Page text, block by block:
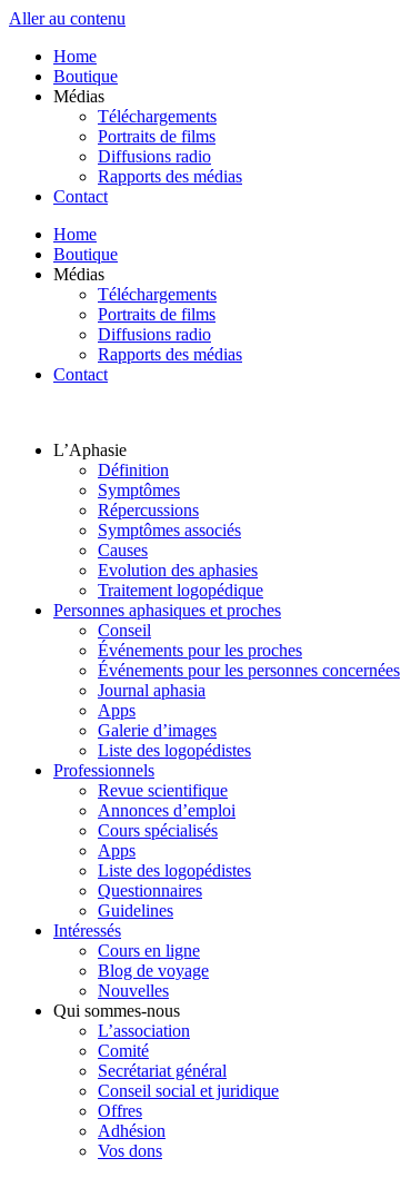
Aller au contenu
Home
Boutique
Médias
Téléchargements
Portraits de films
Diffusions radio
Rapports des médias
Contact
Home
Boutique
Médias
Téléchargements
Portraits de films
Diffusions radio
Rapports des médias
Contact
L’Aphasie
Définition
Symptômes
Répercussions
Symptômes associés
Causes
Evolution des aphasies
Traitement logopédique
Personnes aphasiques et proches
Conseil
Événements pour les proches
Événements pour les personnes concernées
Journal aphasia
Apps
Galerie d’images
Liste des logopédistes
Professionnels
Revue scientifique
Annonces d’emploi
Cours spécialisés
Apps
Liste des logopédistes
Questionnaires
Guidelines
Intéressés
Cours en ligne
Blog de voyage
Nouvelles
Qui sommes-nous
L’association
Comité
Secrétariat général
Conseil social et juridique
Offres
Adhésion
Vos dons